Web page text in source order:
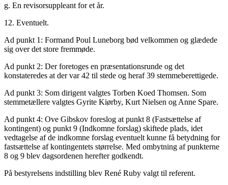
g. En revisorsuppleant for et år.
12. Eventuelt.
Ad punkt 1: Formand Poul Luneborg bød velkommen og glædede
sig over det store fremmøde.
Ad punkt 2: Der foretoges en præsentationsrunde og det
konstateredes at der var 42 til stede og heraf 39 stemmeberettigede.
Ad punkt 3: Som dirigent valgtes Torben Koed Thomsen. Som
stemmetællere valgtes Gyrite Kiørby, Kurt Nielsen og Anne Spare.
Ad punkt 4: Ove Gibskov foreslog at punkt 8 (Fastsættelse af
kontingent) og punkt 9 (Indkomne forslag) skiftede plads, idet
vedtagelse af de indkomne forslag eventuelt kunne få betydning for
fastsættelse af kontingentets størrelse. Med ombytning af punkterne
8 og 9 blev dagsordenen herefter godkendt.
På bestyrelsens indstilling blev René Ruby valgt til referent.